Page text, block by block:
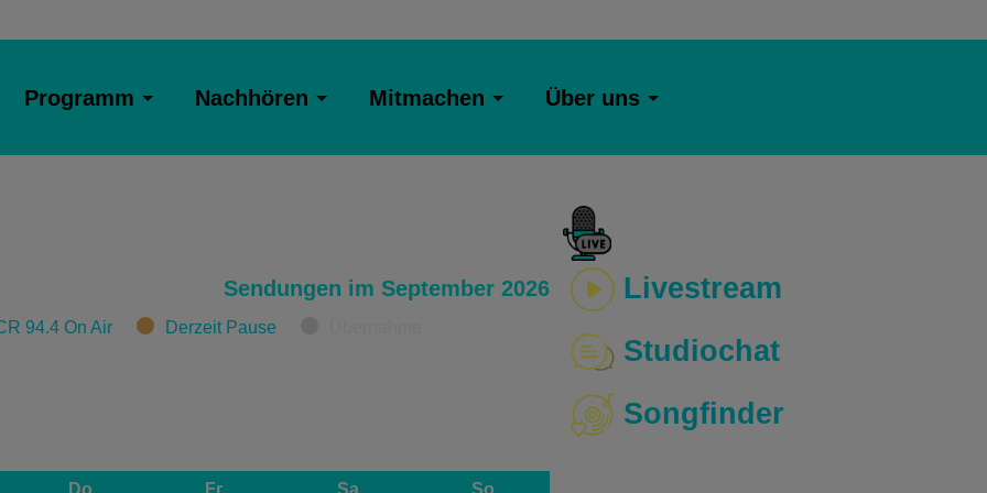
Programm Nachhören Mitmachen Über uns
Sendungen im September 2026
94.4 On Air Derzeit Pause
Livestream
Studiochat
Songfinder